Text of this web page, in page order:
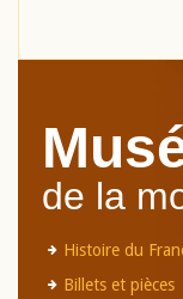
de la
Histoire du
Billets et pièces